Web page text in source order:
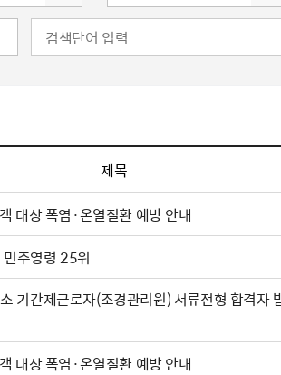
제목
대상 폭염·온열질환 예방 안내
주영령 25위
기간제근로자(조경관리원) 서류전형 합격자
대상 폭염·온열질환 예방 안내